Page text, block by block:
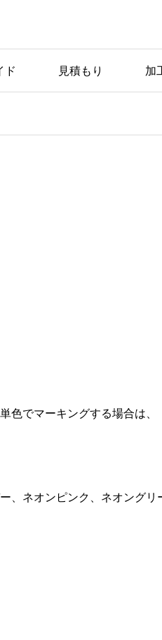
ド 見積もり 加
色でマーキングする場合は、
、ネオンピンク、ネオング